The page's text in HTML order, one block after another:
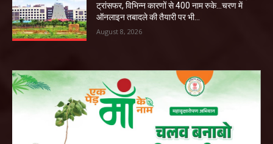
ट्रांसफर, विभिन्न कारणों से 400 नाम रुके…चरण में
ऑनलाइन तबादले की तैयारी पर भी...
August 8, 2026